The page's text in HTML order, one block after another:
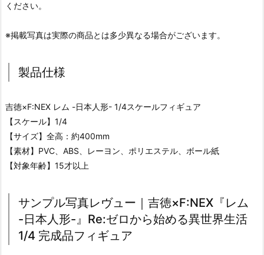
ください。
※掲載写真は実際の商品とは多少異なる場合がございます。
製品仕様
吉徳×F:NEX レム -日本人形- 1/4スケールフィギュア
【スケール】1/4
【サイズ】全高：約400mm
【素材】PVC、ABS、レーヨン、ポリエステル、ボール紙
【対象年齢】15才以上
サンプル写真レヴュー｜吉徳×F:NEX『レム
-日本人形-』Re:ゼロから始める異世界生活
1/4 完成品フィギュア